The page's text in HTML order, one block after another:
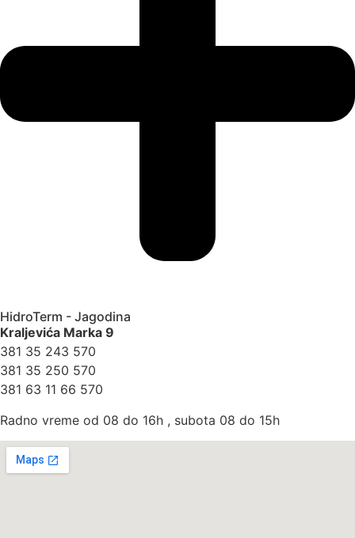
HidroTerm - Jagodina
Kraljevića Marka 9
381 35 243 570
381 35 250 570
381 63 11 66 570
Radno vreme od 08 do 16h , subota 08 do 15h